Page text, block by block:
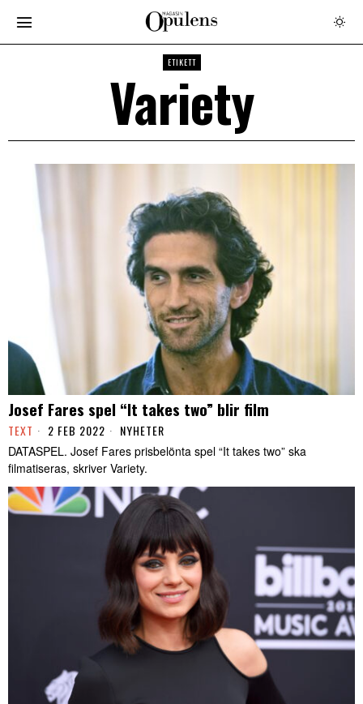
ETIKETT
Variety
Josef Fares spel “It takes two” blir film
TEXT 2 FEB 2022 NYHETER
DATASPEL. Josef Fares prisbelönta spel “It takes two” ska
filmatiseras, skriver Variety.